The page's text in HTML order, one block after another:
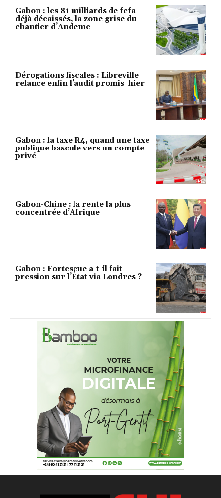
Gabon : les 81 milliards de fcfa
déjà décaissés, la zone grise du
chantier d’Andeme
Dérogations fiscales : Libreville
relance enfin l’audit promis hier
Gabon : la taxe R4, quand une taxe
publique bascule vers un compte
privé
Gabon-Chine : la rente la plus
concentrée d’Afrique
Gabon : Fortescue a-t-il fait
pression sur l’État via Londres ?